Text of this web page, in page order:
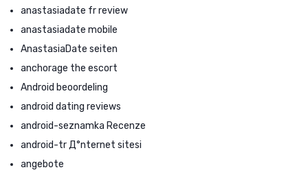
anastasiadate fr review
anastasiadate mobile
AnastasiaDate seiten
anchorage the escort
Android beoordeling
android dating reviews
android-seznamka Recenze
android-tr Д°nternet sitesi
angebote